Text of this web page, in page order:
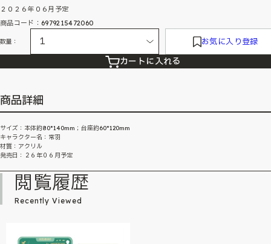
２０２６年０６月予定
商品コード：6979215472060
数量： お気に入り登録
カートに入れる
商品詳細
サイズ：本体約80*140mm；台座約60*120mm
キャラクター名：常羽
材質：アクリル
発売日：２６年０６月予定
閲覧履歴
Recently Viewed